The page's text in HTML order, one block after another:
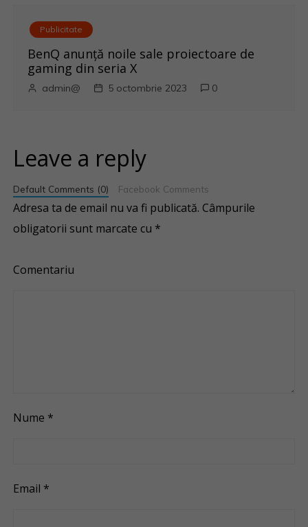
Publicitate
BenQ anunţă noile sale proiectoare de
gaming din seria X
admin@ 5 octombrie 2023 0
Leave a reply
Default Comments (0) Facebook Comments
Adresa ta de email nu va fi publicată. Câmpurile
obligatorii sunt marcate cu *
Comentariu
Nume *
Email *